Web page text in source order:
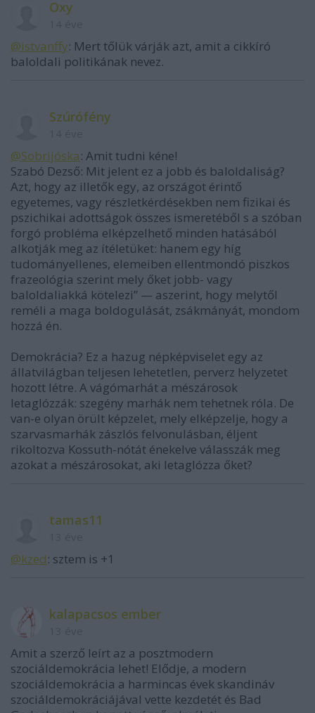
Oxy
@istvanffy: Mert tőlük várják azt, amit a cikkíró
baloldali politikának nevez.
Szúrófény
@Sobrijóska: Amit tudni kéne!
Szabó Dezső: Mit jelent ez a jobb és baloldaliság?
Azt, hogy az illetők egy, az országot érintő
egyetemes, vagy részletkérdésekben nem fizikai és
pszichikai adottságok összes ismeretéből s a szóban
forgó probléma elképzelhető minden hatásából
alkotják meg az ítéletüket: hanem egy híg
tudományellenes, elemeiben ellentmondó piszkos
frazeológia szerint mely őket jobb- vagy
baloldaliakká kötelezi” — aszerint, hogy melytől
reméli a maga boldogulását, zsákmányát, mondom
hozzá én.
Demokrácia? Ez a hazug népképviselet egy az
állatvilágban teljesen lehetetlen, perverz helyzetet
hozott létre. A vágómarhát a mészárosok
letaglózzák: szegény marhák nem tehetnek róla. De
van-e olyan örült képzelet, mely elképzelje, hogy a
szarvasmarhák zászlós felvonulásban, éljent
rikoltozva Kossuth-nótát énekelve válasszák meg
azokat a mészárosokat, aki letaglózza őket?
tamas11
@kzed: sztem is +1
kalapacsos ember
Amit a szerző leírt az a posztmodern
szociáldemokrácia lehet! Elődje, a modern
szociáldemokrácia a harmincas évek skandináv
szociáldemokráciájával vette kezdetét és Bad